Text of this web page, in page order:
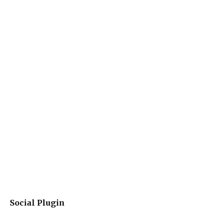
Social Plugin